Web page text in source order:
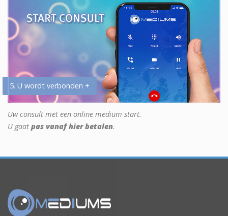
5. U wordt verbonden +
Uw consult met een online medium start.
U gaat pas vanaf hier betalen.